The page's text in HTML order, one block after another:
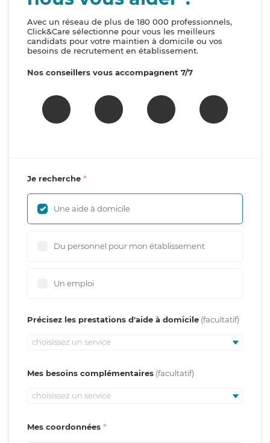
Avec un réseau de plus de 180 000 professionnels,
Click&Care sélectionne pour vous les meilleurs
candidats pour votre maintien à domicile ou vos
besoins de recrutement en établissement.
Nos conseillers vous accompagnent 7/7
Je recherche
Une aide à domicile
Du personnel pour mon établissement
Un emploi
Précisez les prestations d'aide à domicile
choisissez un service
Mes besoins complémentaires
choisissez un service
Mes coordonnées